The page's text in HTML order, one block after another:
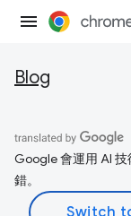
Blog
Google 會運用 AI
錯。